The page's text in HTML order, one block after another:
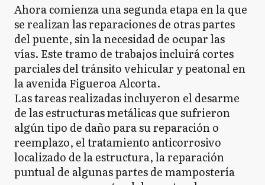
Ahora comienza una segunda etapa en la que
se realizan las reparaciones de otras partes
del puente, sin la necesidad de ocupar las
vías. Este tramo de trabajos incluirá cortes
parciales del tránsito vehicular y peatonal en
la avenida Figueroa Alcorta.
Las tareas realizadas incluyeron el desarme
de las estructuras metálicas que sufrieron
algún tipo de daño para su reparación o
reemplazo, el tratamiento anticorrosivo
localizado de la estructura, la reparación
puntual de algunas partes de mampostería